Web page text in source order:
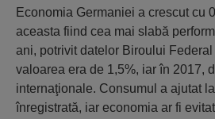
Economia Germaniei a crescut cu
aceasta fiind cea mai slabă
ani, potrivit datelor Biroului
valoarea era de 1,5%, iar în 2017,
internaţionale. Consumul a ajutat
înregistrată, iar economia ar fi